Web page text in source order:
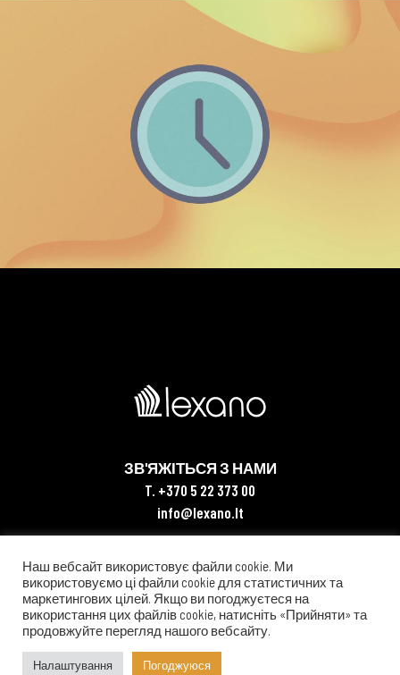
ЗВ'ЯЖІТЬСЯ З НАМИ
T. +370 5 22 373 00
info@lexano.lt
Наш вебсайт використовує файли cookie. Ми
використовуємо ці файли cookie для статистичних та
маркетингових цілей. Якщо ви погоджуєтеся на
використання цих файлів cookie, натисніть «Прийняти» та
продовжуйте перегляд нашого вебсайту.
Налаштування Погоджуюся